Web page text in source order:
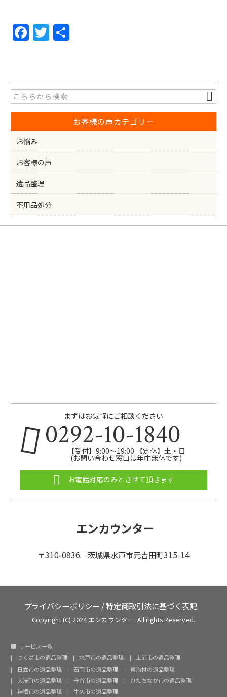
F
e
b
o
o
k
T
er
お客様の声カテゴリー
お悩み
お客様の声
遺品整理
不用品処分
まずはお気軽にご相談ください
0292-10-1840
【受付】9:00～19:00 【定休】土・日
(お問い合わせ窓口は年中無休です)
お電話対応のみとさせて頂きます
エンカウンター
〒310-0836 茨城県水戸市元吉田町315-14
プライバシーポリシー /特定商取引法に基づく表記
Copyright (C) 2024 エンカウンター. All rights Reserved.
サービス一覧
つくば市の遺品整理
水戸市の遺品整理
土浦市の遺品整理
日立市の遺品整理
石岡市の遺品整理
東海村の遺品整理
大洗町の遺品整理
守谷市の遺品整理
ひたちなか市の遺品整理
神栖市の遺品整理
牛久市の遺品整理